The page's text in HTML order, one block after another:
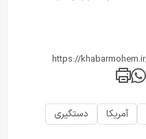
آمریکا دستگیری